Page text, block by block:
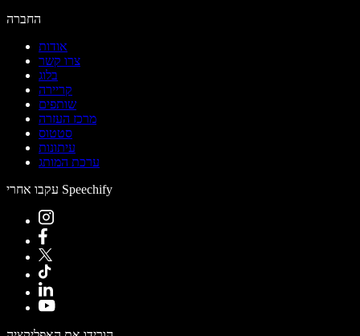
החברה
אודות
צרו קשר
בלוג
קריירה
שותפים
מרכז העזרה
סטטוס
עיתונות
ערכת המותג
עקבו אחרי Speechify